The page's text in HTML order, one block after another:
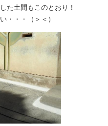
た土間もこのとおり！
・・・（＞＜）